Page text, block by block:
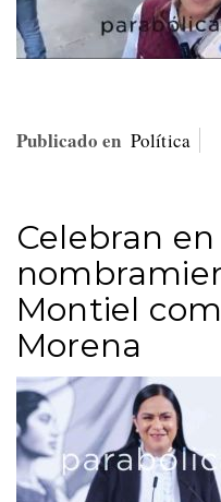
Publicado en Política
Celebran
Montiel
Morena